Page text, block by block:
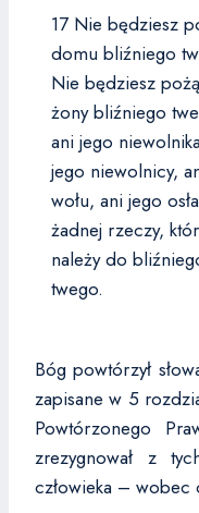
17 Nie będziesz
domu bliźniego
Nie będziesz
żony bliźniego
ani jego
jego niewolnicy,
wołu, ani jego
żadnej rzeczy,
należy do
twego.
Bóg powtórzył
zapisane w 5
Powtórzonego
zrezygnował z
człowieka – wobec